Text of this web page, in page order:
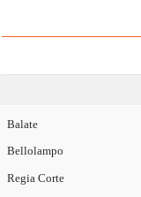
Balate
Bellolampo
Regia Corte